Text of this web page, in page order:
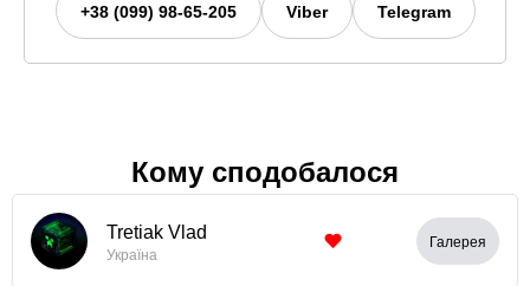
+38 (099) 98-65-205 Viber Telegram
Кому сподобалося
Tretiak Vlad
Україна
Галерея